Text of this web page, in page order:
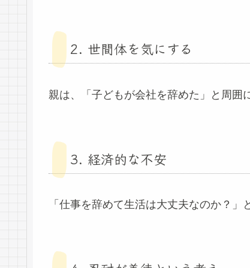
2. 世間体を気にする
親は、「子どもが会社を辞めた」と周囲
3. 経済的な不安
「仕事を辞めて生活は大丈夫なのか？」